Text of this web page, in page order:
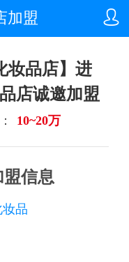

加盟
妆品店】进
店诚邀加盟
10~20万
信息
妆品